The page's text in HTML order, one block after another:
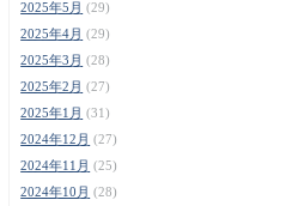
2025年5月 (29)
2025年4月 (29)
2025年3月 (28)
2025年2月 (27)
2025年1月 (31)
2024年12月 (27)
2024年11月 (25)
2024年10月 (28)